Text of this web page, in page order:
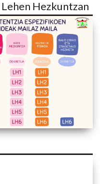
Hezkuntzan